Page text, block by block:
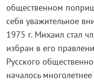
общественном
себя уважительное
1975 г. Михаил стал
избран в его
Русского
началось